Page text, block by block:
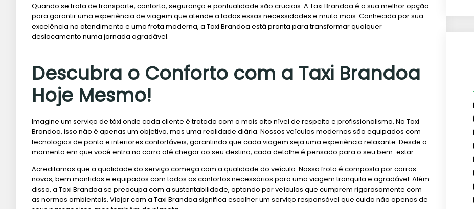
Quando se trata de transporte, conforto, segurança e pontualidade são cruciais. A Taxi Brandoa é a sua melhor opção
para garantir uma experiência de viagem que atende a todas essas necessidades e muito mais. Conhecida por sua
excelência no atendimento e uma frota moderna, a Taxi Brandoa está pronta para transformar qualquer
deslocamento numa jornada agradável.
Descubra o Conforto com a Taxi Brandoa
Hoje Mesmo!
Imagine um serviço de táxi onde cada cliente é tratado com o mais alto nível de respeito e profissionalismo. Na Taxi
Brandoa, isso não é apenas um objetivo, mas uma realidade diária. Nossos veículos modernos são equipados com
tecnologias de ponta e interiores confortáveis, garantindo que cada viagem seja uma experiência relaxante. Desde o
momento em que você entra no carro até chegar ao seu destino, cada detalhe é pensado para o seu bem-estar.
Acreditamos que a qualidade do serviço começa com a qualidade do veículo. Nossa frota é composta por carros
novos, bem mantidos e equipados com todos os confortos necessários para uma viagem tranquila e agradável. Além
disso, a Taxi Brandoa se preocupa com a sustentabilidade, optando por veículos que cumprem rigorosamente com
as normas ambientais. Viajar com a Taxi Brandoa significa escolher um serviço responsável que cuida não apenas de